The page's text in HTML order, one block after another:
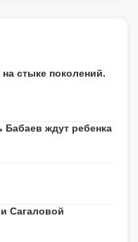
стыке поколений.
Бабаев ждут ребенка
Сагаловой